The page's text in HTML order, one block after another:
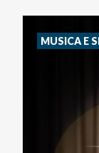
MUSICA E